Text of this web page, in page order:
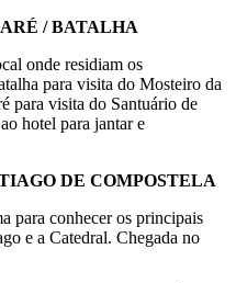
/ BATALHA
onde residiam os
para visita do Mosteiro da
para visita do Santuário de
hotel para jantar e
DE COMPOSTELA
para conhecer os principais
e a Catedral. Chegada no